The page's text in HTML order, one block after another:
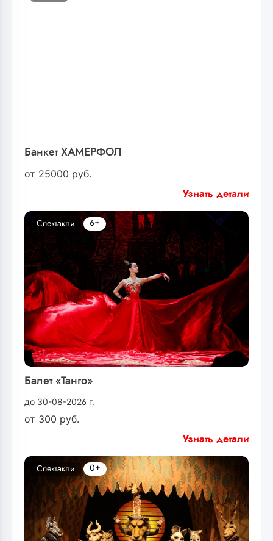
Банкет ХАМЕРФОЛ
от 25000 руб.
Узнать детали
Балет «Танго»
до 30-08-2026 г.
от 300 руб.
Спектакли 6+
Узнать детали
Спектакли 0+